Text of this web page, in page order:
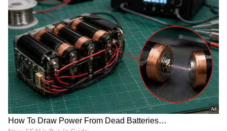
ಫ್ರಿಡ್ಜ್ ಬಳಕೆಯ ಈ ಸತ್ಯಗಳು
ನಿಮಗೆ ತಿಳಿದಿದೆಯೇ? ತಾಪಮಾನ,
ಸ್ವಚ್ಛತೆ, ಬಳಕೆ ಟಿಪ್ಸ್
ನೀನು ಕೊಲ್ಲದಿದ್ರೆ ಗಂಡನ ನಾನೇ
ಹ*ತ್ಯೆ ಮಾಡ್ತೀನಿ: ಲವರ್‌ಗೆ
ಮೆಸೇಜ್‌ ಕಳುಹಿಸಿದ ಮಹಿಳೆ
LATEST VIDEOS
"ರಾಜಕೀಯ ಬೇಡ, ಸಿನಿಮಾನೇ ಪ್ರಾಣ":
ಕನಕೋತ್ಸವದಲ್ಲಿ ರಿಷಬ್ ಶೆಟ್ಟಿ | Rishab